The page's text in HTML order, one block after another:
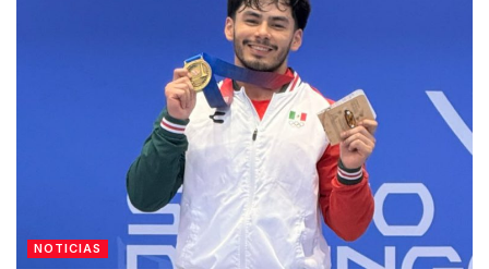
NOTICIAS